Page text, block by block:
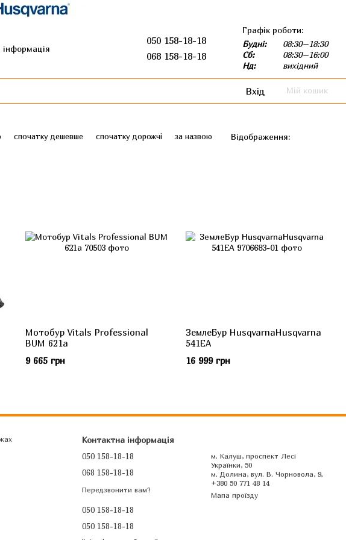
інформація
050 158-18-18
068 158-18-18
Графік роботи:
Будні:
08:30–18:30
Сб:
08:30–16:00
Нд:
вихідний
Вхід Мій кошик
спочатку дешевше спочатку дорожчі за назвою Відображення:
Мотобур Vitals Professional
BUM 621a
9 665 грн
ЗемлеБур HusqvarnaHusqvarna
541EA
16 999 грн
Контактна інформація
050 158-18-18
068 158-18-18
Передзвонити вам?
050 158-18-18
050 158-18-18
м. Калуш, проспект Лесі
Українки, 50
м. Долина, вул. В. Чорновола, 9,
+380 50 771 48 14
Мапа проїзду